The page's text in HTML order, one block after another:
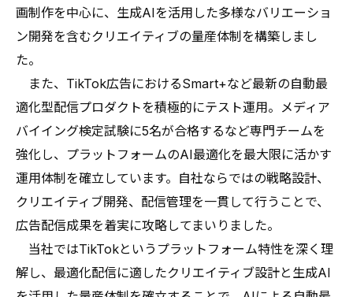
画制作を中心に、生成AIを活用した多様なバリエーショ
ン開発を含むクリエイティブの量産体制を構築しまし
た。
また、TikTok広告におけるSmart+など最新の自動最
適化型配信プロダクトを積極的にテスト運用。メディア
バイイング検定試験に5名が合格するなど専門チームを
強化し、プラットフォームのAI最適化を最大限に活かす
運用体制を確立しています。自社ならではの戦略設計、
クリエイティブ開発、配信管理を一貫して行うことで、
広告配信成果を着実に攻略してまいりました。
当社ではTikTokというプラットフォーム特性を深く理
解し、最適化配信に適したクリエイティブ設計と生成AI